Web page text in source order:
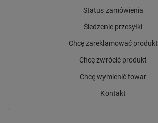
Status zamówienia
Śledzenie przesyłki
Chcę zareklamować produkt
Chcę zwrócić produkt
Chcę wymienić towar
Kontakt